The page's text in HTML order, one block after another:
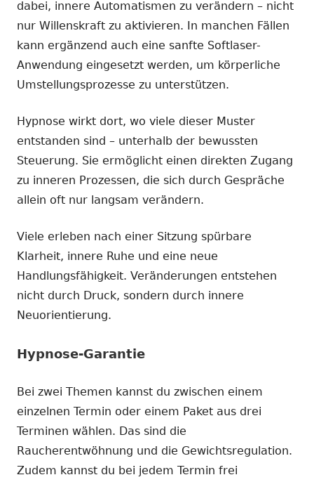
dabei, innere Automatismen zu verändern – nicht
nur Willenskraft zu aktivieren. In manchen Fällen
kann ergänzend auch eine sanfte Softlaser-
Anwendung eingesetzt werden, um körperliche
Umstellungsprozesse zu unterstützen.
Hypnose wirkt dort, wo viele dieser Muster
entstanden sind – unterhalb der bewussten
Steuerung. Sie ermöglicht einen direkten Zugang
zu inneren Prozessen, die sich durch Gespräche
allein oft nur langsam verändern.
Viele erleben nach einer Sitzung spürbare
Klarheit, innere Ruhe und eine neue
Handlungsfähigkeit. Veränderungen entstehen
nicht durch Druck, sondern durch innere
Neuorientierung.
Hypnose-Garantie
Bei zwei Themen kannst du zwischen einem
einzelnen Termin oder einem Paket aus drei
Terminen wählen. Das sind die
Raucherentwöhnung und die Gewichtsregulation.
Zudem kannst du bei jedem Termin frei